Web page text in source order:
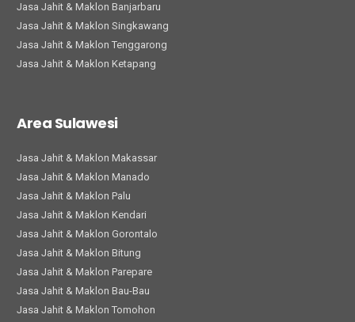
Jasa Jahit & Maklon Banjarbaru
Jasa Jahit & Maklon Singkawang
Jasa Jahit & Maklon Tenggarong
Jasa Jahit & Maklon Ketapang
Area Sulawesi
Jasa Jahit & Maklon Makassar
Jasa Jahit & Maklon Manado
Jasa Jahit & Maklon Palu
Jasa Jahit & Maklon Kendari
Jasa Jahit & Maklon Gorontalo
Jasa Jahit & Maklon Bitung
Jasa Jahit & Maklon Parepare
Jasa Jahit & Maklon Bau-Bau
Jasa Jahit & Maklon Tomohon